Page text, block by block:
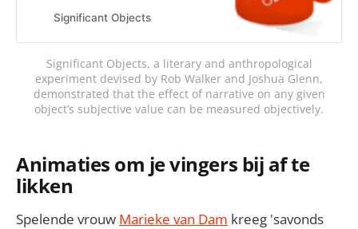
Significant Objects
Significant Objects, a literary and anthropological
experiment devised by Rob Walker and Joshua Glenn,
demonstrated that the effect of narrative on any given
object’s subjective value can be measured objectively.
Animaties om je vingers bij af te
likken
Spelende vrouw Marieke van Dam kreeg 'savonds